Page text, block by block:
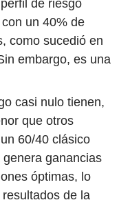
de riesgo
un 40% de
como sucedió en
embargo, es una
casi nulo tienen,
que otros
60/40 clásico
ganancias
óptimas, lo
de la